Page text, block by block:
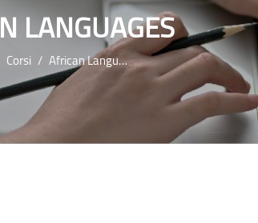
LANGUAGES
Corsi African Languages